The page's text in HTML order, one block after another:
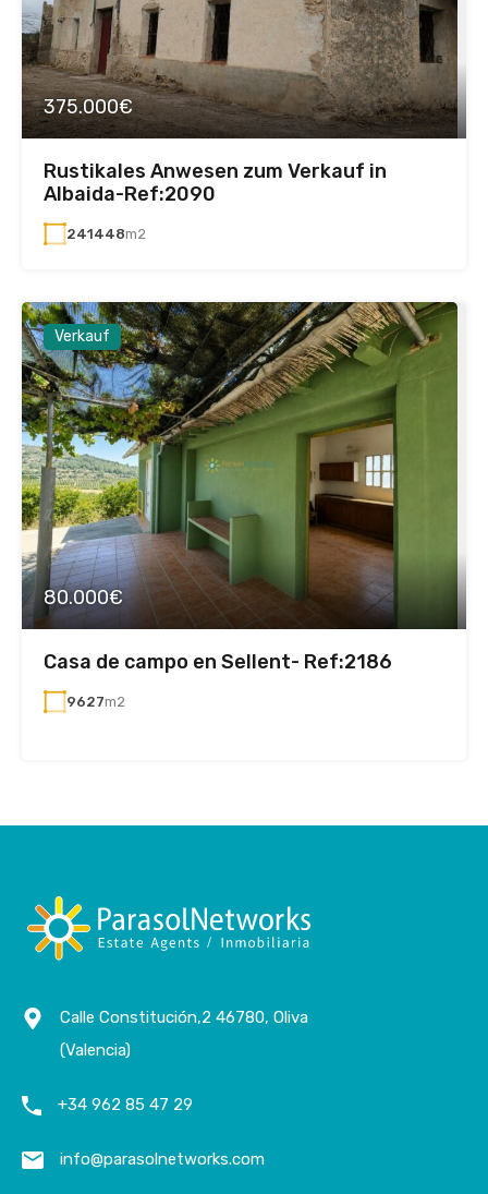
375.000€
Rustikales Anwesen zum Verkauf in
Albaida-Ref:2090
241448m2
Verkauf
80.000€
Casa de campo en Sellent- Ref:2186
9627m2
Calle Constitución,2 46780, Oliva
(Valencia)
+34 962 85 47 29
info@parasolnetworks.com